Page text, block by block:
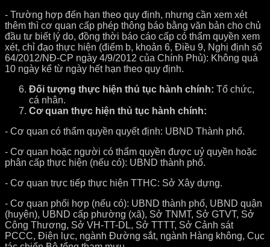
- Trường hợp đến hạn theo quy định, nhưng cần xem xét
thêm thì cơ quan cấp phép thông báo bằng văn bản cho chủ
đầu tư biết lý do, đồng thời báo cáo cấp có thẩm quyền xem
xét, chỉ đạo thực hiện (điểm b, khoản 6, Điều 9, Nghị định số
64/2012/NĐ-CP ngày 4/9/2012 của Chính Phủ): Không quá
10 ngày kể từ ngày hết hạn theo quy định.
Đối tượng thực hiện thủ tục hành chính: Tổ chức,
cá nhân.
Cơ quan thực hiện thủ tục hành chính:
- Cơ quan có thẩm quyền quyết định: UBND Thành phố.
- Cơ quan hoặc người có thẩm quyền được uỷ quyền hoặc
phân cấp thực hiện (nếu có): UBND thành phố.
- Cơ quan trực tiếp thực hiện TTHC: Sở Xây dựng.
- Cơ quan phối hợp (nếu có): UBND thành phố, UBND quận
(huyện), UBND cấp phường (xã), Sở TNMT, Sở GTVT, Sở
Công Thương, Sở VH-TT-DL, Sở TTTT, Sở Cảnh sát
PCCC, Điện lực, ngành Đường sắt, ngành Hàng không, Cục